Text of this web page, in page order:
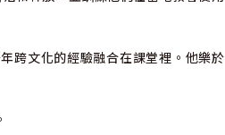
跨文化的經驗融合在課堂裡。他樂於